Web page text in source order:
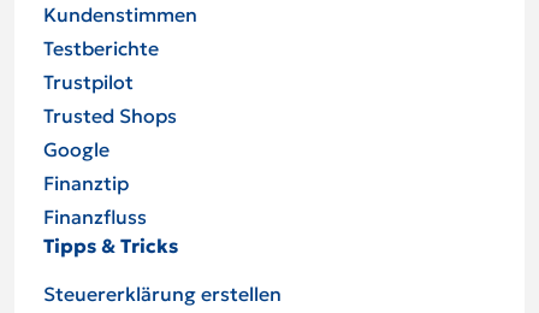
Kundenstimmen
Testberichte
Trustpilot
Trusted Shops
Google
Finanztip
Finanzfluss
Tipps & Tricks
Steuererklärung erstellen